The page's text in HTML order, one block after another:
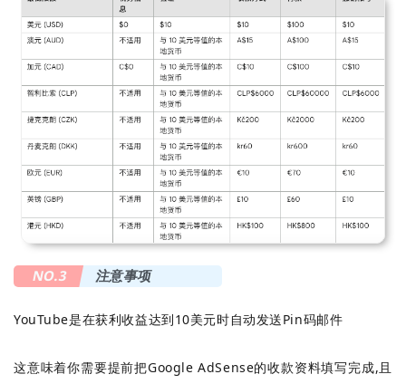
NO.3 注意事项
YouTube是在获利收益达到10美元时自动发送Pin码邮件
这意味着你需要提前把Google AdSense的收款资料填写完成,且